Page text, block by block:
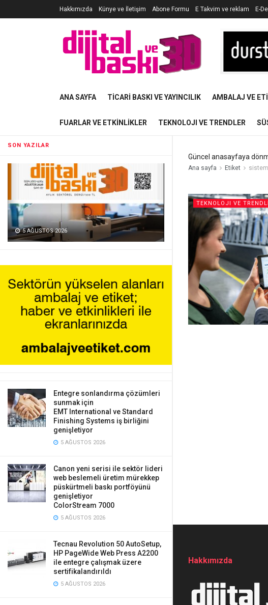
SON YAZILAR
5 AĞUSTOS 2026
Entegre sonlandırma çözümleri
sunmak için
EMT International ve Standard
Finishing Systems iş birliğini
genişletiyor
5 AĞUSTOS 2026
Canon yeni serisi ile sektör lideri
web beslemeli üretim mürekkep
püskürtmeli baskı portföyünü
genişletiyor
ColorStream 7000
5 AĞUSTOS 2026
Tecnau Revolution 50 AutoSetup,
HP PageWide Web Press A2200
ile entegre çalışmak üzere
sertifikalandırıldı
5 AĞUSTOS 2026
Hakkımızda Künye ve İletişim Abone Formu E Takvim ve reklam E-
ANA SAYFA TICARI BASKI VE YAYINCILIK AMBALAJ VE
FUARLAR VE ETKINLIKLER TEKNOLOJI VE TRENDLER
Güncel anasayfaya
Ana sayfa Etiket
TEKNOLOJI VE
Hakkımızda